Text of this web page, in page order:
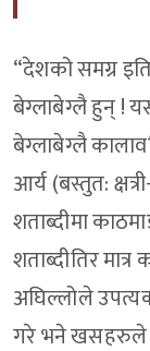
“देशको समग्र
बेग्लाबेग्लै हुन् !
बेग्लाबेग्लै
आर्य (बस्तुत:
शताब्दीमा
शताब्दीतिर
अघिल्लोले
गरे भने खसहरुले